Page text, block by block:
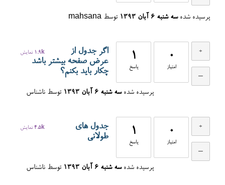
پرسیده شده سه شنبه ۶ آبان ۱۳۹۳ توسط mahsana
0
امتیاز
1
پاسخ
1.9k نمایش
اگر جدول از
عرض صفحه بیشتر باشد
چکار باید بکنم؟
پرسیده شده سه شنبه ۶ آبان ۱۳۹۳ توسط ناشناس
0
امتیاز
1
پاسخ
4.5k نمایش
جدول های
طولانی
پرسیده شده سه شنبه ۶ آبان ۱۳۹۳ توسط ناشناس